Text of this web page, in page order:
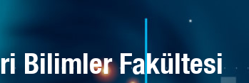
Bilimler Fakültesi